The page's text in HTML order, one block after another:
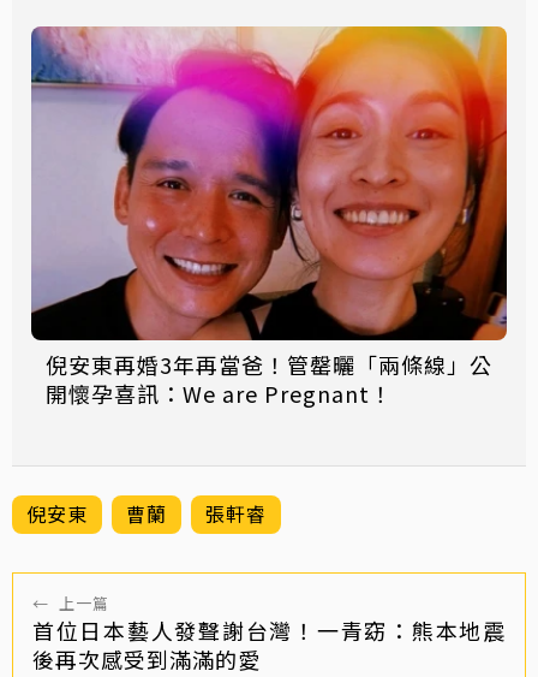
倪安東再婚3年再當爸！管罄曬「兩條線」公
開懷孕喜訊：We are Pregnant！
倪安東 曹蘭 張軒睿
← 上一篇
首位日本藝人發聲謝台灣！一青窈：熊本地震
後再次感受到滿滿的愛